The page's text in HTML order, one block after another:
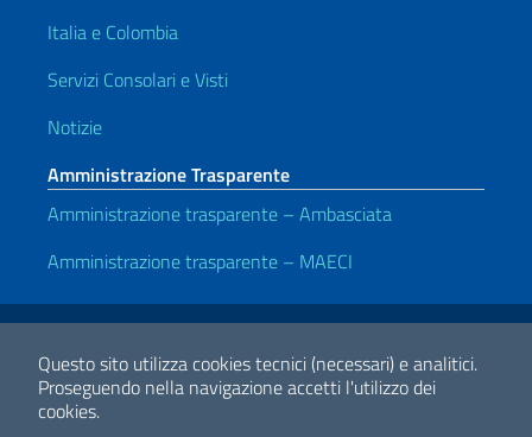
Questo sito utilizza cookies tecnici (necessari) e analitici.
Proseguendo nella navigazione accetti l'utilizzo dei
cookies.
Italia e Colombia
Servizi Consolari e Visti
Notizie
Amministrazione Trasparente
Amministrazione trasparente – Ambasciata
Amministrazione trasparente – MAECI
Link Utili